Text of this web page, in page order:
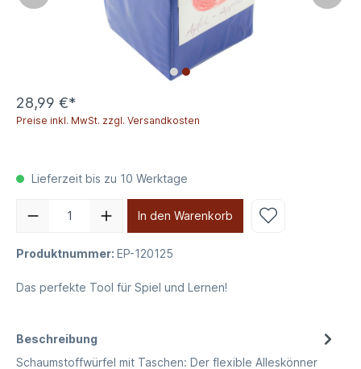
28,99 €*
Preise inkl. MwSt. zzgl. Versandkosten
Lieferzeit bis zu 10 Werktage
In den Warenkorb
Produktnummer: EP-120125
Das perfekte Tool für Spiel und Lernen!
Beschreibung
Schaumstoffwürfel mit Taschen: Der flexible Alleskönner